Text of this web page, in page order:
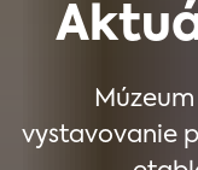
vystavovanie